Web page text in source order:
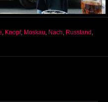
, Knopf, Moskau, Nach, Russland ,